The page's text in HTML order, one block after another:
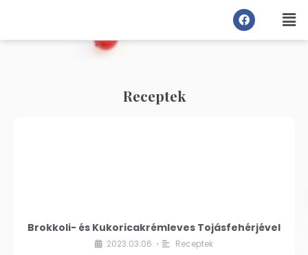
Receptek
Brokkoli- és Kukoricakrémleves Tojásfehérjével
2023.03.06. • Receptek